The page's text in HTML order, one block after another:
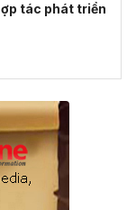
tác phát triển